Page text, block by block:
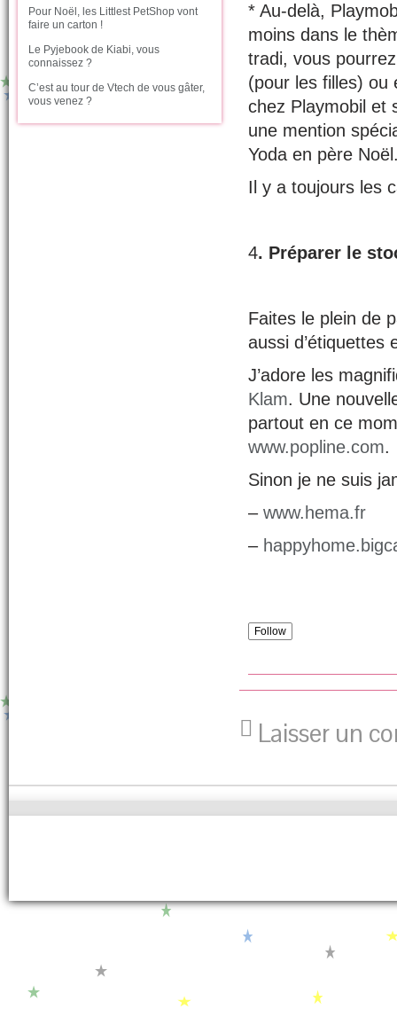
Pour Noël, les Littlest PetShop vont
faire un carton !
Le Pyjebook de Kiabi, vous
connaissez ?
C’est au tour de Vtech de vous gâter,
vous venez ?
* Au-delà,
moins dans le
tradi, vous
(pour les filles) ou
chez Playmobil et
une mention
Yoda en père
Il y a toujours les
4. Préparer le
Faites le plein de
aussi d’étiquettes
J’adore les
Klam. Une
partout en ce
www.popline.com.
Sinon je ne suis
– www.hema.fr
–
Follow
Laisser un